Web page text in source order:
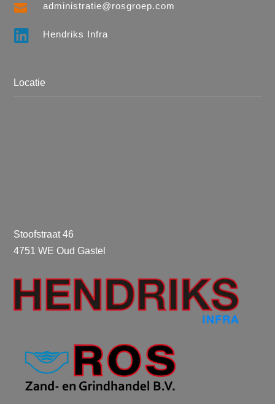
 administratie@rosgroep.com
 Hendriks Infra
Locatie
Stoofstraat 46
4751 WE Oud Gastel